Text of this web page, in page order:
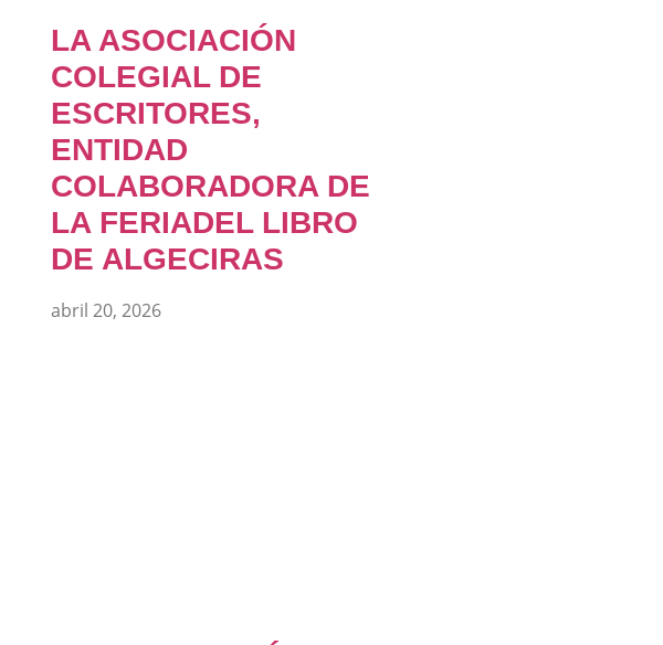
LA ASOCIACIÓN
COLEGIAL DE
ESCRITORES,
ENTIDAD
COLABORADORA DE
LA FERIADEL LIBRO
DE ALGECIRAS
abril 20, 2026